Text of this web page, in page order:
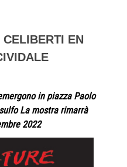
EN
in piazza Paolo
La mostra rimarrà
2022